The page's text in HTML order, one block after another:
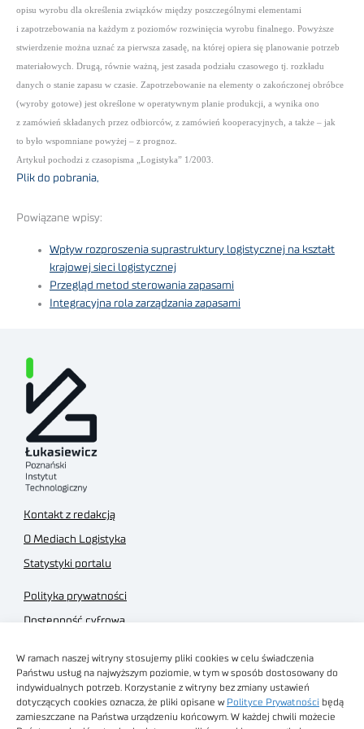
W ramach naszej witryny stosujemy pliki cookies w celu świadczenia
Państwu usług na najwyższym poziomie, w tym w sposób dostosowany do
indywidualnych potrzeb. Korzystanie z witryny bez zmiany ustawień
dotyczących cookies oznacza, że pliki opisane w Polityce Prywatności będą
zamieszczane na Państwa urządzeniu końcowym. W każdej chwili możecie
opisu wyrobu dla określenia związków między poszczególnymi elementami
i zapotrzebowania na każdym z poziomów rozwinięcia wyrobu finalnego. Powyższe
stwierdzenie można uznać za pierwsza zasadę, na której opiera się planowanie potrzeb
materiałowych. Drugą, równie ważną, jest zasada podziału czasowego tj. rozkładu
danych o stanie zapasu w czasie. Zapotrzebowanie na elementy o zakończonej obróbce
(wyroby gotowe) jest określone w operatywnym planie produkcji, a wynika ono
z zamówień składanych przez odbiorców, z zamówień kooperacyjnych, a także – jak
to było wspomniane powyżej – z prognoz.
Artykuł pochodzi z czasopisma „Logistyka” 1/2003.
Plik do pobrania,
Powiązane wpisy:
Wpływ rozproszenia suprastruktury logistycznej na kształt
krajowej sieci logistycznej
Przegląd metod sterowania zapasami
Integracyjna rola zarządzania zapasami
Kontakt z redakcją
O Mediach Logistyka
Statystyki portalu
Polityka prywatności
Dostępność cyfrowa
Regulamin sklepu